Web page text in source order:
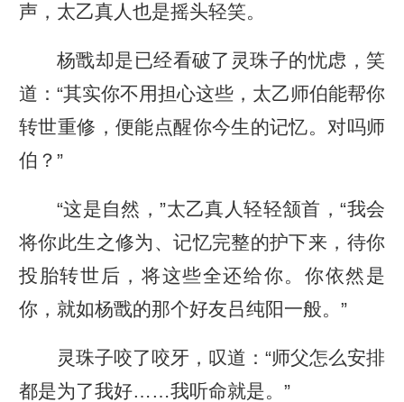
声，太乙真人也是摇头轻笑。
杨戬却是已经看破了灵珠子的忧虑，笑
道：“其实你不用担心这些，太乙师伯能帮你
转世重修，便能点醒你今生的记忆。对吗师
伯？”
“这是自然，”太乙真人轻轻颔首，“我会
将你此生之修为、记忆完整的护下来，待你
投胎转世后，将这些全还给你。你依然是
你，就如杨戬的那个好友吕纯阳一般。”
灵珠子咬了咬牙，叹道：“师父怎么安排
都是为了我好……我听命就是。”